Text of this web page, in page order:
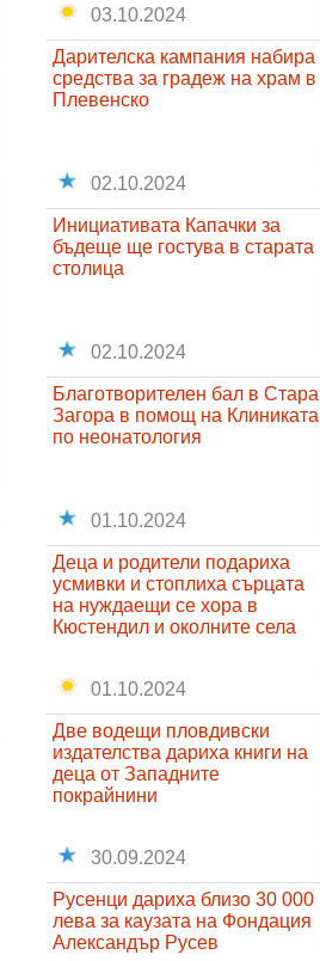
03.10.2024
Дарителска кампания набира
средства за градеж на храм в
Плевенско
02.10.2024
Инициативата Капачки за
бъдеще ще гостува в старата
столица
02.10.2024
Благотворителен бал в Стара
Загора в помощ на Клиниката
по неонатология
01.10.2024
Деца и родители подариха
усмивки и стоплиха сърцата
на нуждаещи се хора в
Кюстендил и околните села
01.10.2024
Две водещи пловдивски
издателства дариха книги на
деца от Западните
покрайнини
30.09.2024
Русенци дариха близо 30 000
лева за каузата на Фондация
Александър Русев